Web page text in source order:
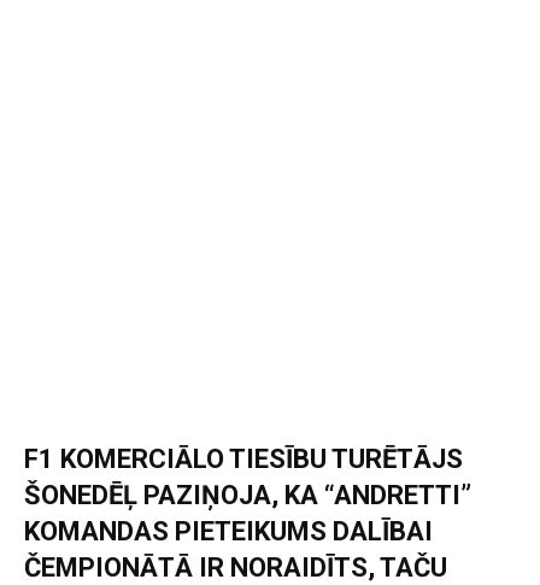
F1 KOMERCIĀLO TIESĪBU TURĒTĀJS
ŠONEDĒĻ PAZIŅOJA, KA “ANDRETTI”
KOMANDAS PIETEIKUMS DALĪBAI
ČEMPIONĀTĀ IR NORAIDĪTS, TAČU